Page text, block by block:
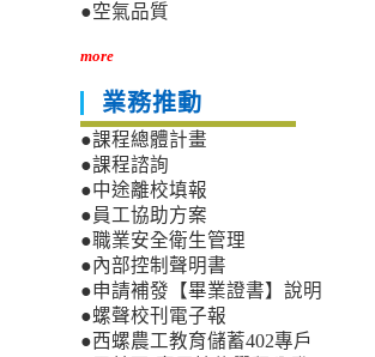
●空氣品質
more
業務推動
●課程總體計畫
●課程諮詢
●中途離校填報
●員工協助方案
●職業安全衛生管理
●內部控制聲明書
●申請補發【畢業證書】說明
●螺聲校刊電子報
●西螺農工教育儲蓄402專戶